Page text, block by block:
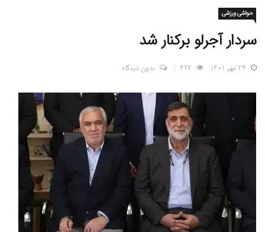
حواشی ورزشی
سردار آجرلو برکنار شد
24 مهر, 1401 بدون دیدگاه